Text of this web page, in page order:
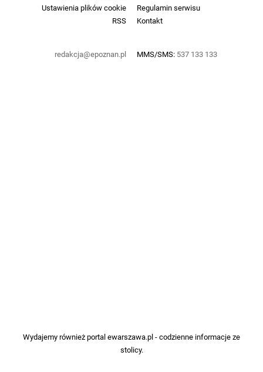
Ustawienia plików cookie
Regulamin serwisu
RSS
Kontakt
redakcja@epoznan.pl MMS/SMS: 537 133 133
Wydajemy również portalewarszawa.pl- codzienne informacje ze
stolicy.